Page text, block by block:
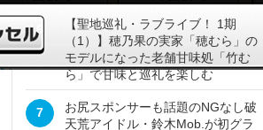
6
【聖地巡礼・ラブライブ！ 1期
（1）】穂乃果の実家「穂むら」の
モデルになった老舗甘味処「竹む
ら」で甘味と巡礼を楽しむ
7
お尻スポンサーも話題のNGなし破
天荒アイドル・鈴木Mob.が初グラ